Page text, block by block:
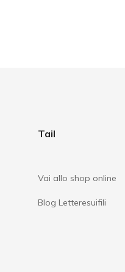
Tail
Vai allo shop online
Blog Letteresuifili